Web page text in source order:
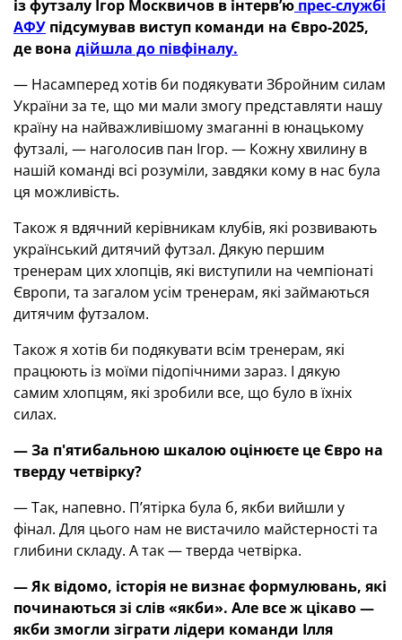
із футзалу Ігор Москвичов в інтерв’ю прес-службі
АФУ підсумував виступ команди на Євро-2025,
де вона дійшла до півфіналу.
— Насамперед хотів би подякувати Збройним силам
України за те, що ми мали змогу представляти нашу
країну на найважливішому змаганні в юнацькому
футзалі, — наголосив пан Ігор. — Кожну хвилину в
нашій команді всі розуміли, завдяки кому в нас була
ця можливість.
Також я вдячний керівникам клубів, які розвивають
український дитячий футзал. Дякую першим
тренерам цих хлопців, які виступили на чемпіонаті
Європи, та загалом усім тренерам, які займаються
дитячим футзалом.
Також я хотів би подякувати всім тренерам, які
працюють із моїми підопічними зараз. І дякую
самим хлопцям, які зробили все, що було в їхніх
силах.
— За п'ятибальною шкалою оцінюєте це Євро на
тверду четвірку?
— Так, напевно. П’ятірка була б, якби вийшли у
фінал. Для цього нам не вистачило майстерності та
глибини складу. А так — тверда четвірка.
— Як відомо, історія не визнає формулювань, які
починаються зі слів «якби». Але все ж цікаво —
якби змогли зіграти лідери команди Ілля